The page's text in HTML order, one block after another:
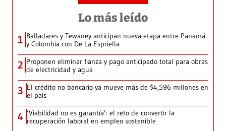
Lo más leído
1 Balladares y Tewaney anticipan nueva etapa entre Panamá
y Colombia con De La Espriella
2 Proponen eliminar fianza y pago anticipado total para obras
de electricidad y agua
3 El crédito no bancario ya mueve más de $4,596 millones en
el país
4 ‘Viabilidad no es garantía’: el reto de convertir la
recuperación laboral en empleo sostenible